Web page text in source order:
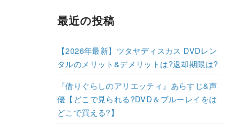
最近の投稿
【2026年最新】ツタヤディスカス DVDレン
タルのメリット&デメリットは?返却期限は?
『借りぐらしのアリエッティ』あらすじ&声
優【どこで見られる?DVD＆ブルーレイをは
どこで買える?】